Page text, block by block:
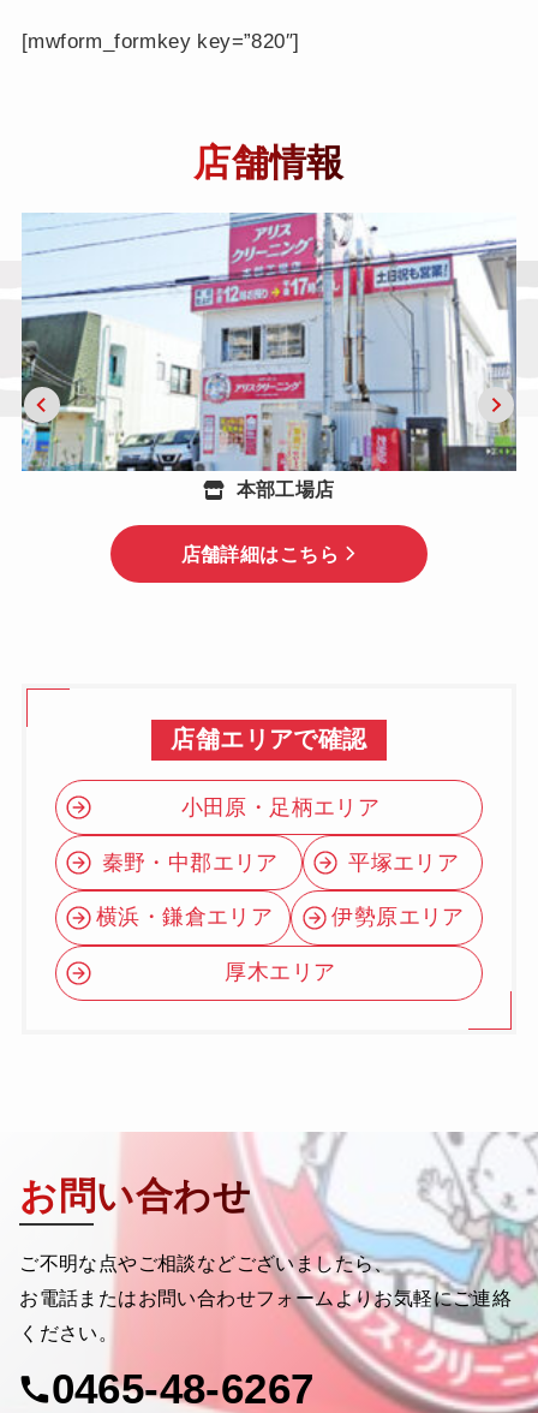
店舗情報
本部工場店
店舗詳細はこちら
秦野・中郡エリア 平塚エリア
横浜・鎌倉エリア 伊勢原エリア
厚木エリア
[mwform_formkey key=”820″]
店舗情報
本部工場店
店舗詳細はこちら
店舗エリアで確認
小田原・足柄エリア
秦野・中郡エリア 平塚エリア
横浜・鎌倉エリア 伊勢原エリア
厚木エリア
お問い合わせ
ご不明な点やご相談などございましたら、
お電話またはお問い合わせフォームよりお気軽にご連絡
ください。
0465-48-6267